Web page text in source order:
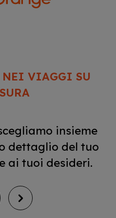
NEI VIAGGI SU
insieme
dettaglio del tuo
ai tuoi desideri.